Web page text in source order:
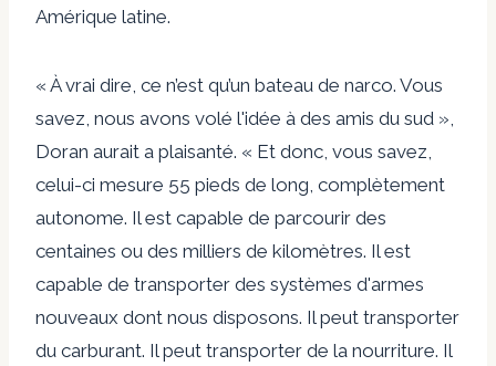
Amérique latine.
« À vrai dire, ce n’est qu’un bateau de narco. Vous
savez, nous avons volé l'idée à des amis du sud »,
Doran aurait a plaisanté. « Et donc, vous savez,
celui-ci mesure 55 pieds de long, complètement
autonome. Il est capable de parcourir des
centaines ou des milliers de kilomètres. Il est
capable de transporter des systèmes d'armes
nouveaux dont nous disposons. Il peut transporter
du carburant. Il peut transporter de la nourriture. Il